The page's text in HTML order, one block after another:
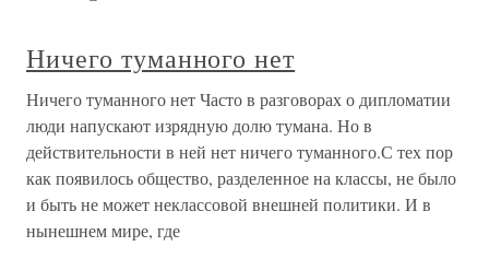
Ничего туманного нет
Ничего туманного нет Часто в разговорах о дипломатии
люди напускают изрядную долю тумана. Но в
действительности в ней нет ничего туманного.С тех пор
как появилось общество, разделенное на классы, не было
и быть не может неклассовой внешней политики. И в
нынешнем мире, где